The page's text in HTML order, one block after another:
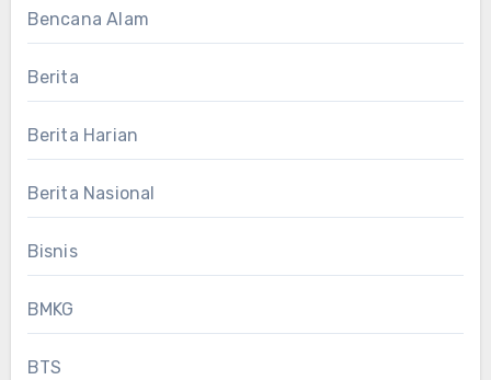
Bencana Alam
Berita
Berita Harian
Berita Nasional
Bisnis
BMKG
BTS